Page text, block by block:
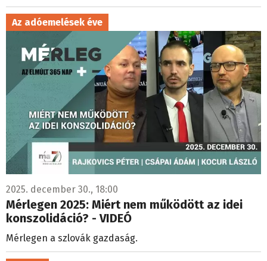
Az adóemelések éve
2025. december 30., 18:00
Mérlegen 2025: Miért nem működött az idei
konszolidáció? - VIDEÓ
Mérlegen a szlovák gazdaság.